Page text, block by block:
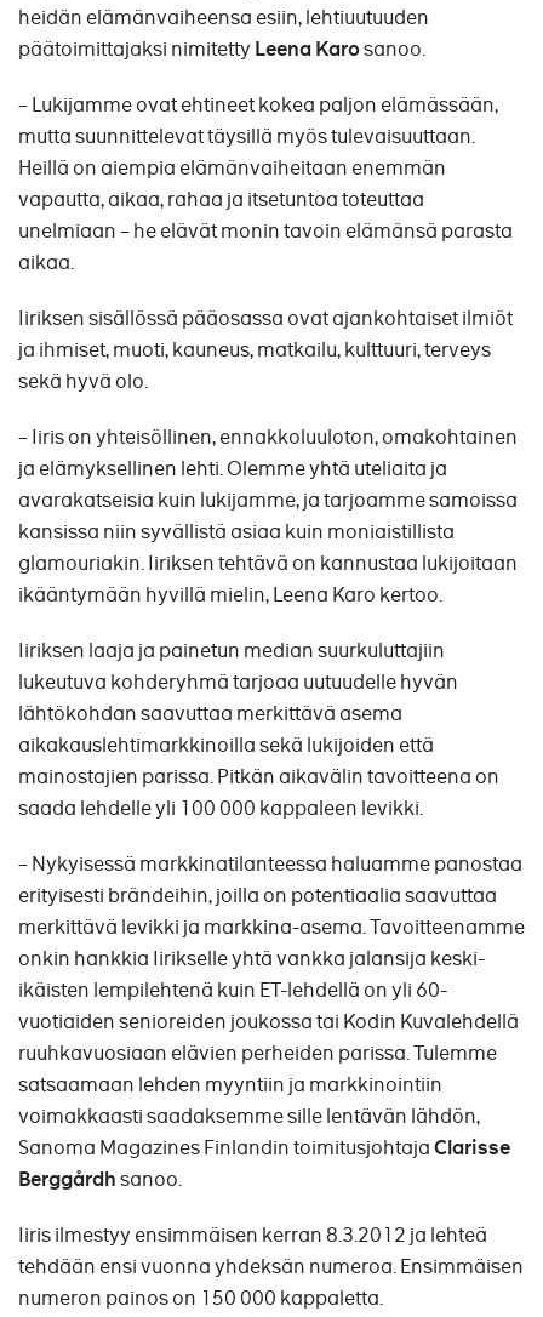
heidän elämänvaiheensa esiin, lehtiuutuuden
päätoimittajaksi nimitetty Leena Karosanoo.
– Lukijamme ovat ehtineet kokea paljon elämässään,
mutta suunnittelevat täysillä myös tulevaisuuttaan.
Heillä on aiempia elämänvaiheitaan enemmän
vapautta, aikaa, rahaa ja itsetuntoa toteuttaa
unelmiaan – he elävät monin tavoin elämänsä parasta
aikaa.
Iiriksen sisällössä pääosassa ovat ajankohtaiset ilmiöt
ja ihmiset, muoti, kauneus, matkailu, kulttuuri, terveys
sekä hyvä olo.
– Iiris on yhteisöllinen, ennakkoluuloton, omakohtainen
ja elämyksellinen lehti. Olemme yhtä uteliaita ja
avarakatseisia kuin lukijamme, ja tarjoamme samoissa
kansissa niin syvällistä asiaa kuin moniaistillista
glamouriakin. Iiriksen tehtävä on kannustaa lukijoitaan
ikääntymään hyvillä mielin, Leena Karo kertoo.
Iiriksen laaja ja painetun median suurkuluttajiin
lukeutuva kohderyhmä tarjoaa uutuudelle hyvän
lähtökohdan saavuttaa merkittävä asema
aikakauslehtimarkkinoilla sekä lukijoiden että
mainostajien parissa. Pitkän aikavälin tavoitteena on
saada lehdelle yli 100 000 kappaleen levikki.
– Nykyisessä markkinatilanteessa haluamme panostaa
erityisesti brändeihin, joilla on potentiaalia saavuttaa
merkittävä levikki ja markkina-asema. Tavoitteenamme
onkin hankkia Iirikselle yhtä vankka jalansija keski-
ikäisten lempilehtenä kuin ET-lehdellä on yli 60-
vuotiaiden senioreiden joukossa tai Kodin Kuvalehdellä
ruuhkavuosiaan elävien perheiden parissa. Tulemme
satsaamaan lehden myyntiin ja markkinointiin
voimakkaasti saadaksemme sille lentävän lähdön,
Sanoma Magazines Finlandin toimitusjohtajaClarisse
Berggårdhsanoo.
Iiris ilmestyy ensimmäisen kerran 8.3.2012 ja lehteä
tehdään ensi vuonna yhdeksän numeroa. Ensimmäisen
numeron painos on 150 000 kappaletta.